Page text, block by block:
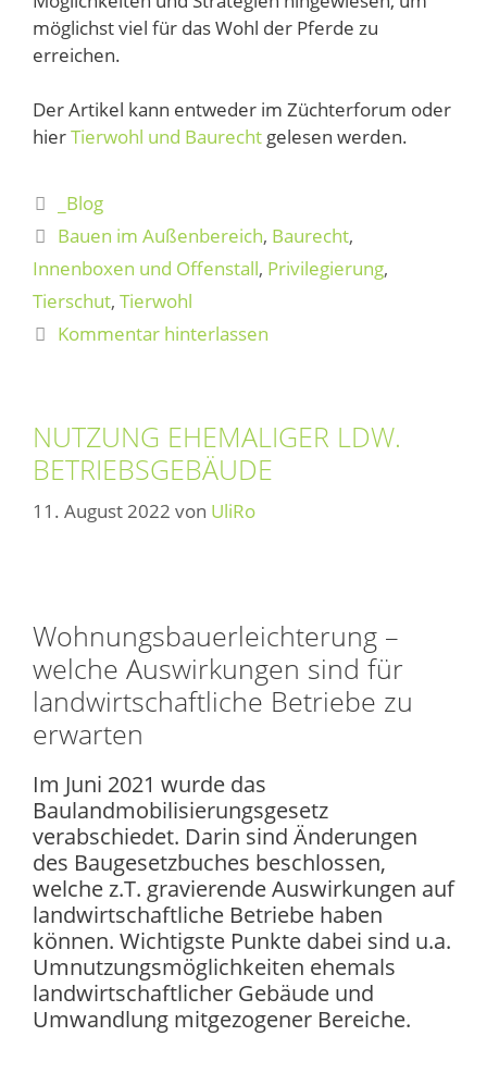
möglichst viel für das Wohl der Pferde zu
erreichen.
Der Artikel kann entweder im Züchterforum oder
hierTierwohl und Baurecht gelesen werden.
_Blog
Bauen im Außenbereich, Baurecht,
Innenboxen und Offenstall, Privilegierung,
Tierschut, Tierwohl
Kommentar hinterlassen
NUTZUNG EHEMALIGER LDW.
BETRIEBSGEBÄUDE
11. August 2022 von UliRo
Wohnungsbauerleichterung –
welche Auswirkungen sind für
landwirtschaftliche Betriebe zu
erwarten
Im Juni 2021 wurde das
Baulandmobilisierungsgesetz
verabschiedet. Darin sind Änderungen
des Baugesetzbuches beschlossen,
welche z.T. gravierende Auswirkungen auf
landwirtschaftliche Betriebe haben
können. Wichtigste Punkte dabei sind u.a.
Umnutzungsmöglichkeiten ehemals
landwirtschaftlicher Gebäude und
Umwandlung mitgezogener Bereiche.